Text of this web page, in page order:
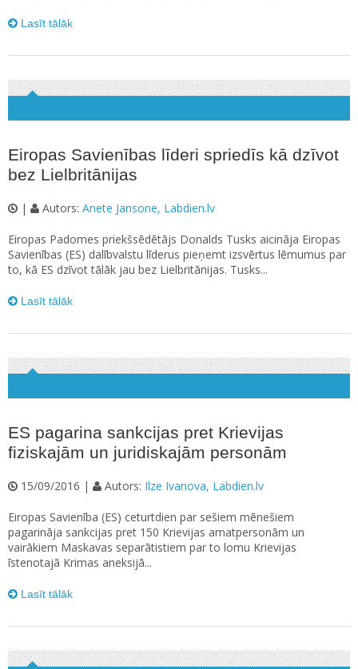
Lasīt tālāk
Eiropas Savienības līderi spriedīs kā dzīvot
bez Lielbritānijas
| Autors: Anete Jansone, Labdien.lv
Eiropas Padomes priekšsēdētājs Donalds Tusks aicināja Eiropas
Savienības (ES) dalībvalstu līderus pieņemt izsvērtus lēmumus par
to, kā ES dzīvot tālāk jau bez Lielbritānijas. Tusks...
Lasīt tālāk
ES pagarina sankcijas pret Krievijas
fiziskajām un juridiskajām personām
15/09/2016 | Autors: Ilze Ivanova, Labdien.lv
Eiropas Savienība (ES) ceturtdien par sešiem mēnešiem
pagarināja sankcijas pret 150 Krievijas amatpersonām un
vairākiem Maskavas separātistiem par to lomu Krievijas
īstenotajā Krimas aneksijā...
Lasīt tālāk